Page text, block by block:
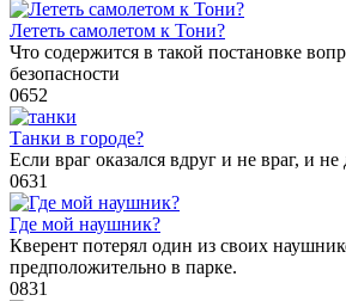
Лететь самолетом к Тони?
Что содержится в такой постановке
безопасности
0652
Танки в городе?
Если враг оказался вдруг и не враг, и
0631
Где мой наушник?
Кверент потерял один из своих
предположительно в парке.
0831